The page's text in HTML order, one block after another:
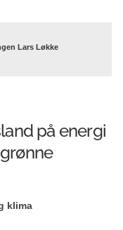
Lars Løkke
på energi
klima